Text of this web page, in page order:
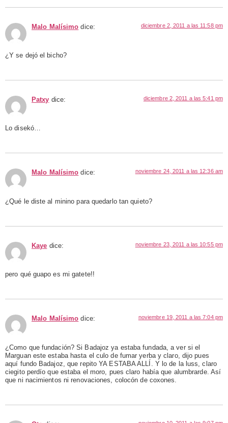
Malo Malísimo dice: diciembre 2, 2011 a las 11:58 pm
¿Y se dejó el bicho?
Patxy dice: diciembre 2, 2011 a las 5:41 pm
Lo disekó…
Malo Malísimo dice: noviembre 24, 2011 a las 12:36 am
¿Qué le diste al minino para quedarlo tan quieto?
Kaye dice: noviembre 23, 2011 a las 10:55 pm
pero qué guapo es mi gatete!!
Malo Malísimo dice: noviembre 19, 2011 a las 7:04 pm
¿Como que fundación? Si Badajoz ya estaba fundada, a ver si el
Marguan este estaba hasta el culo de fumar yerba y claro, dijo pues
aquí fundo Badajoz, que repito YA ESTABA ALLÍ. Y lo de la luss, claro
ciegito perdío que estaba el moro, pues claro había que alumbrarde. Así
que ni nacimientos ni renovaciones, colocón de coxones.